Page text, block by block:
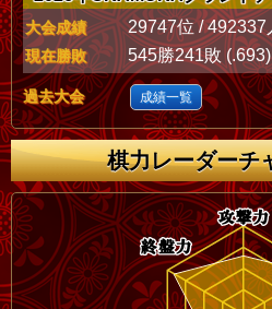
大会成績 29747位 / 492337
現在勝敗 545勝241敗 (.693)
過去大会 成績一覧
棋力レーダーチ